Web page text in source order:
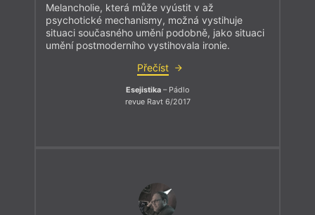
Melancholie, která může vyústit v až
psychotické mechanismy, možná vystihuje
situaci současného umění podobně, jako situaci
umění postmoderního vystihovala ironie.
Přečíst
Esejistika – Pádlo
revue Ravt 6/2017